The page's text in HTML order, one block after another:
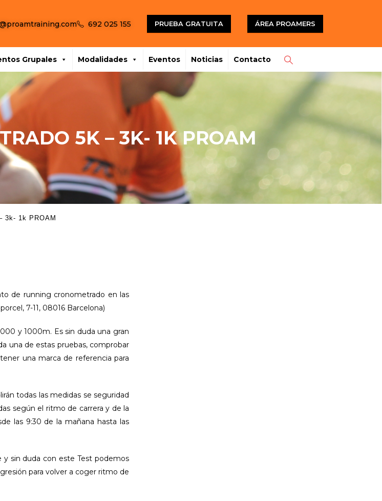
692 025 155 PRUEBA GRATUITA ÁREA PROAMERS
Grupales Modalidades Eventos Noticias Contacto
5K – 3K- 1K PROAM
3k- 1k PROAM
de running cronometrado en las
7-11, 08016 Barcelona)
y 1000m. Es sin duda una gran
una de estas pruebas, comprobar
una marca de referencia para
todas las medidas se seguridad
según el ritmo de carrera y de la
las 9:30 de la mañana hasta las
sin duda con este Test podemos
para volver a coger ritmo de